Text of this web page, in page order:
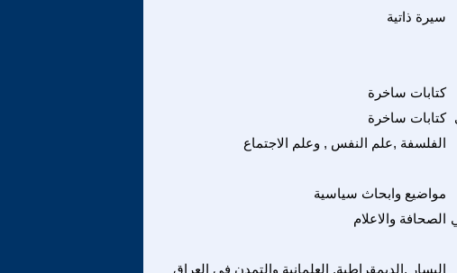
سيرة ذاتية
كتابات ساخرة
كتابات ساخرة
الفلسفة ,علم النفس , وعلم الاجتماع
مواضيع وابحاث سياسية
الصحافة والاعلام
اليسار ,الديمقراطية, العلمانية والتمدن في العراق